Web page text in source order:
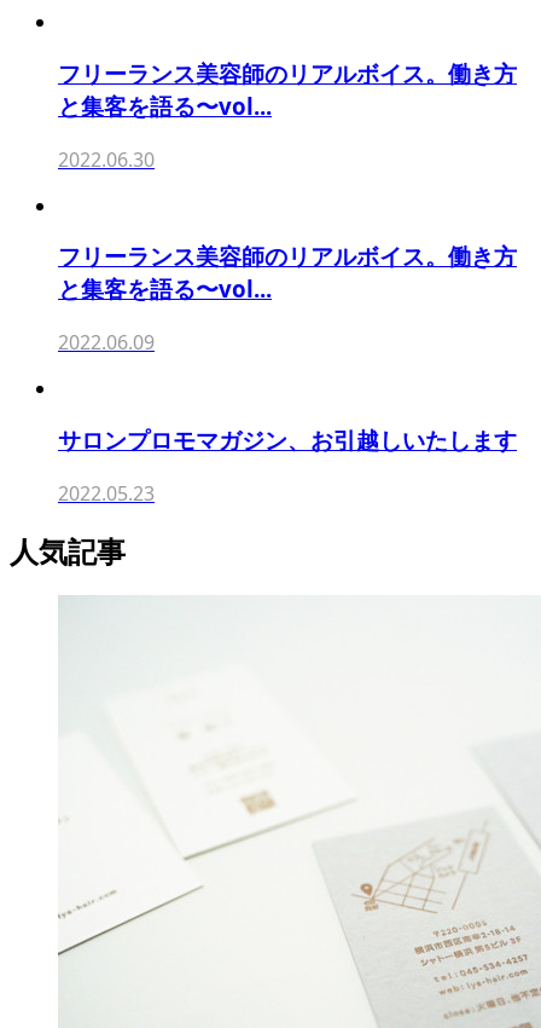
フリーランス美容師のリアルボイス。働き方
と集客を語る〜vol...
2022.06.30
フリーランス美容師のリアルボイス。働き方
と集客を語る〜vol...
2022.06.09
サロンプロモマガジン、お引越しいたします
2022.05.23
人気記事